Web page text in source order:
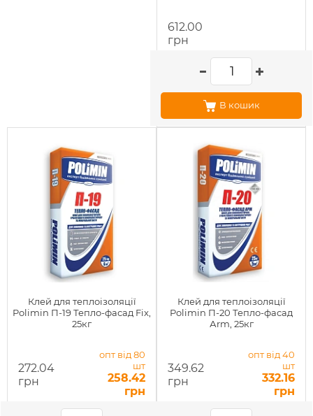
612.00
грн
В кошик
Клей для теплоізоляції
Polimin П-19 Тепло-фасад Fix,
25кг
272.04
грн
опт від 80
шт
258.42
грн
Клей для теплоізоляції
Polimin П-20 Тепло-фасад
Аrm, 25кг
349.62
грн
опт від 40
шт
332.16
грн